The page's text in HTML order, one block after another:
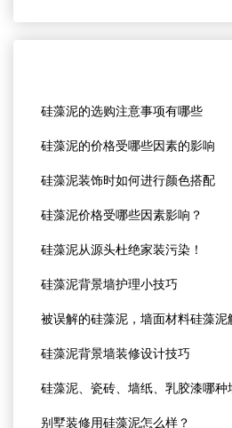
硅藻泥的选购注意事项有哪些
硅藻泥的价格受哪些因素的影响
硅藻泥装饰时如何进行颜色搭配
硅藻泥价格受哪些因素影响？
硅藻泥从源头杜绝家装污染！
硅藻泥背景墙护理小技巧
被误解的硅藻泥，墙面材料硅藻泥
硅藻泥背景墙装修设计技巧
硅藻泥、瓷砖、墙纸、乳胶漆哪种
别墅装修用硅藻泥怎么样？